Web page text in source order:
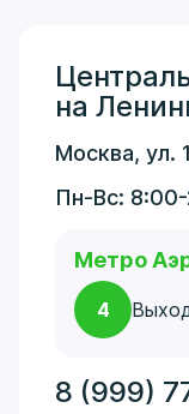
на
Москва, ул.
Пн-Вс: 8:00-
Метро
4
8 (999)